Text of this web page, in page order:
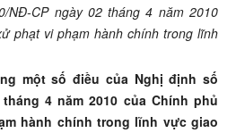
NĐ-CP ngày 02 tháng 4 năm 2010
phạt vi phạm hành chính trong lĩnh
một số điều của Nghị định số
tháng 4 năm 2010 của Chính phủ
hành chính trong lĩnh vực giao